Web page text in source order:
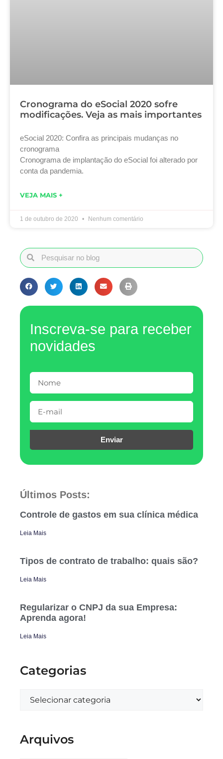
Cronograma do eSocial 2020 sofre
modificações. Veja as mais importantes
eSocial 2020: Confira as principais mudanças no
cronograma
Cronograma de implantação do eSocial foi alterado por
conta da pandemia.
VEJA MAIS +
1 de outubro de 2020 Nenhum comentário
Inscreva-se para receber
novidades
Enviar
Últimos Posts:
Controle de gastos em sua clínica médica
Leia Mais
Tipos de contrato de trabalho: quais são?
Leia Mais
Regularizar o CNPJ da sua Empresa:
Aprenda agora!
Leia Mais
Categorias
Arquivos